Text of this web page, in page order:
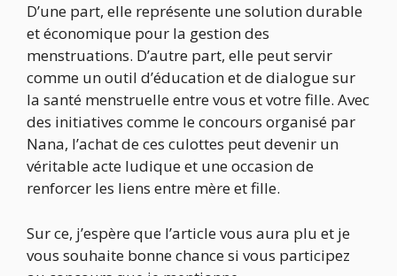
D’une part, elle représente une solution durable
et économique pour la gestion des
menstruations. D’autre part, elle peut servir
comme un outil d’éducation et de dialogue sur
la santé menstruelle entre vous et votre fille. Avec
des initiatives comme le concours organisé par
Nana, l’achat de ces culottes peut devenir un
véritable acte ludique et une occasion de
renforcer les liens entre mère et fille.
Sur ce, j’espère que l’article vous aura plu et je
vous souhaite bonne chance si vous participez